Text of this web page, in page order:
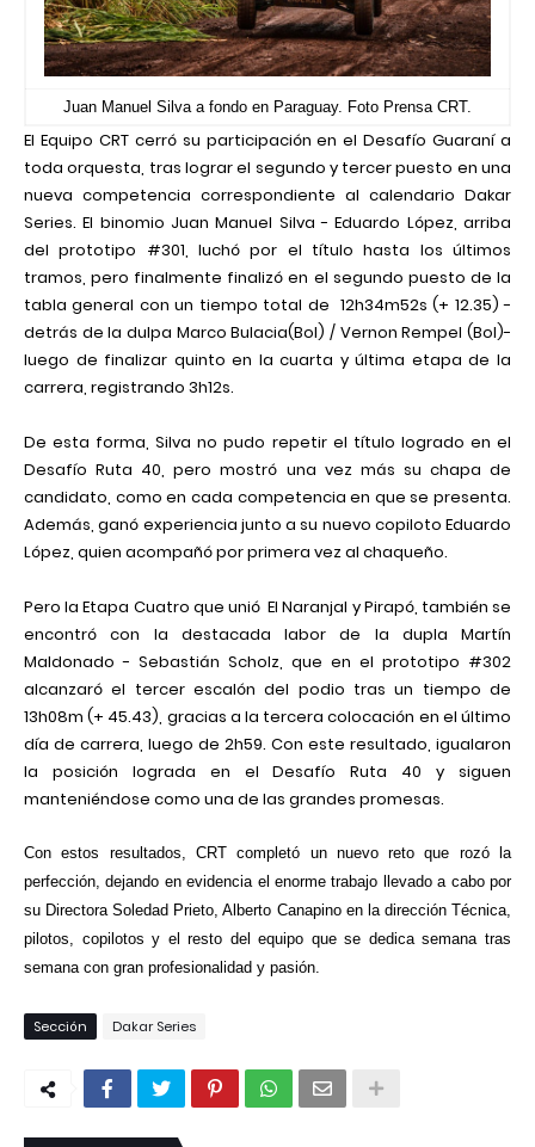
Juan Manuel Silva a fondo en Paraguay. Foto Prensa CRT.
El Equipo CRT cerró su participación en el Desafío Guaraní a
toda orquesta, tras lograr el segundo y tercer puesto en una
nueva competencia correspondiente al calendario Dakar
Series. El binomio Juan Manuel Silva - Eduardo López, arriba
del prototipo #301, luchó por el título hasta los últimos
tramos, pero finalmente finalizó en el segundo puesto de la
tabla general con un tiempo total de 12h34m52s (+ 12.35) -
detrás de la dulpa Marco Bulacia(Bol) / Vernon Rempel (Bol)-
luego de finalizar quinto en la cuarta y última etapa de la
carrera, registrando 3h12s.
De esta forma, Silva no pudo repetir el título logrado en el
Desafío Ruta 40, pero mostró una vez más su chapa de
candidato, como en cada competencia en que se presenta.
Además, ganó experiencia junto a su nuevo copiloto Eduardo
López, quien acompañó por primera vez al chaqueño.
Pero la Etapa Cuatro que unió El Naranjal y Pirapó, también se
encontró con la destacada labor de la dupla Martín
Maldonado - Sebastián Scholz, que en el prototipo #302
alcanzaró el tercer escalón del podio tras un tiempo de
13h08m (+ 45.43), gracias a la tercera colocación en el último
día de carrera, luego de 2h59. Con este resultado, igualaron
la posición lograda en el Desafío Ruta 40 y siguen
manteniéndose como una de las grandes promesas.
Con estos resultados, CRT completó un nuevo reto que rozó la
perfección, dejando en evidencia el enorme trabajo llevado a cabo por
su Directora Soledad Prieto, Alberto Canapino en la dirección Técnica,
pilotos, copilotos y el resto del equipo que se dedica semana tras
semana con gran profesionalidad y pasión.
Sección Dakar Series